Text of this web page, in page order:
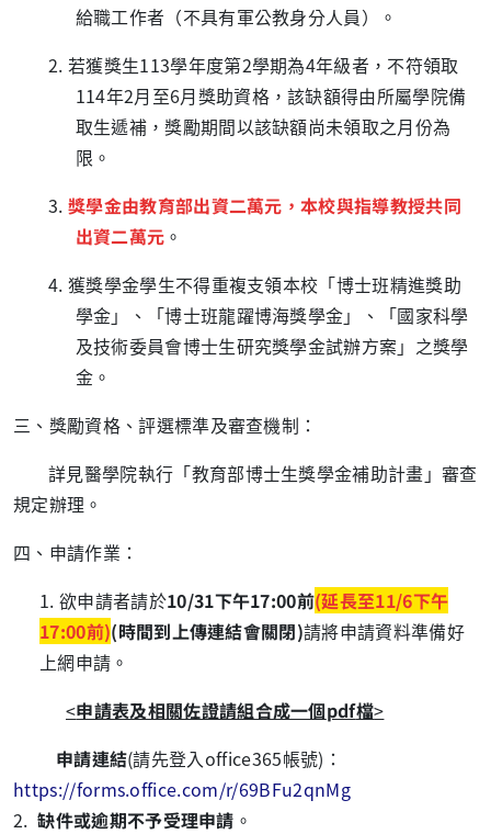
給職工作者（不具有軍公教身分人員）。
2. 若獲獎生113學年度第2學期為4年級者，不符領取
114年2月至6月獎助資格，該缺額得由所屬學院備
取生遞補，獎勵期間以該缺額尚未領取之月份為
限。
3. 獎學金由教育部出資二萬元，本校與指導教授共同
出資二萬元 。
4. 獲獎學金學生不得重複支領本校「博士班精進獎助
學金」、「博士班龍躍博海獎學金」、「國家科學
及技術委員會博士生研究獎學金試辦方案」之獎學
金。
三、獎勵資格、評選標準及審查機制：
詳見醫學院執行「教育部博士生獎學金補助計畫」審查
規定辦理。
四、申請作業：
1. 欲申請者請於10/31下午17:00前(延長至11/6下午
17:00前)(時間到上傳連結會關閉)請將申請資料準備好
上網申請。
<申請表及相關佐證請組合成一個pdf檔>
申請連結(請先登入office365帳號) ：
https://forms.office.com/r/69BFu2qnMg
2.缺件或逾期不予受理申請 。